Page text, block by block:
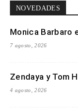
NOVEDADES
Monica Barbaro
7 agosto, 2026
Zendaya y Tom
4 agosto, 2026